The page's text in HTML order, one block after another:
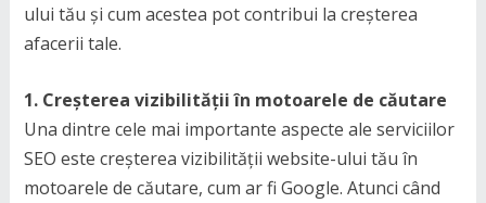
ului tău și cum acestea pot contribui la creșterea
afacerii tale.
1. Creșterea vizibilității în motoarele de căutare
Una dintre cele mai importante aspecte ale serviciilor
SEO este creșterea vizibilității website-ului tău în
motoarele de căutare, cum ar fi Google. Atunci când